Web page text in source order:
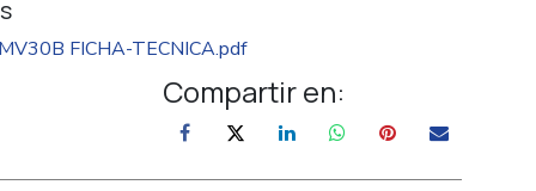
FICHA-TECNICA.pdf
Compartir en: